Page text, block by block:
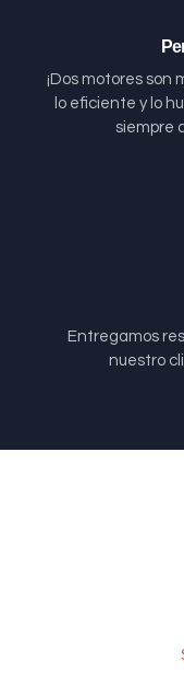
¡Dos motores son
lo eficiente y lo
siempre
Entregamos
nuestro